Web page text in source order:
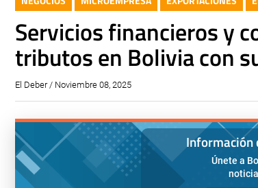
Servicios financieros y
tributos en Bolivia con
El Deber / Noviembre 08, 2025
Información
Únete a